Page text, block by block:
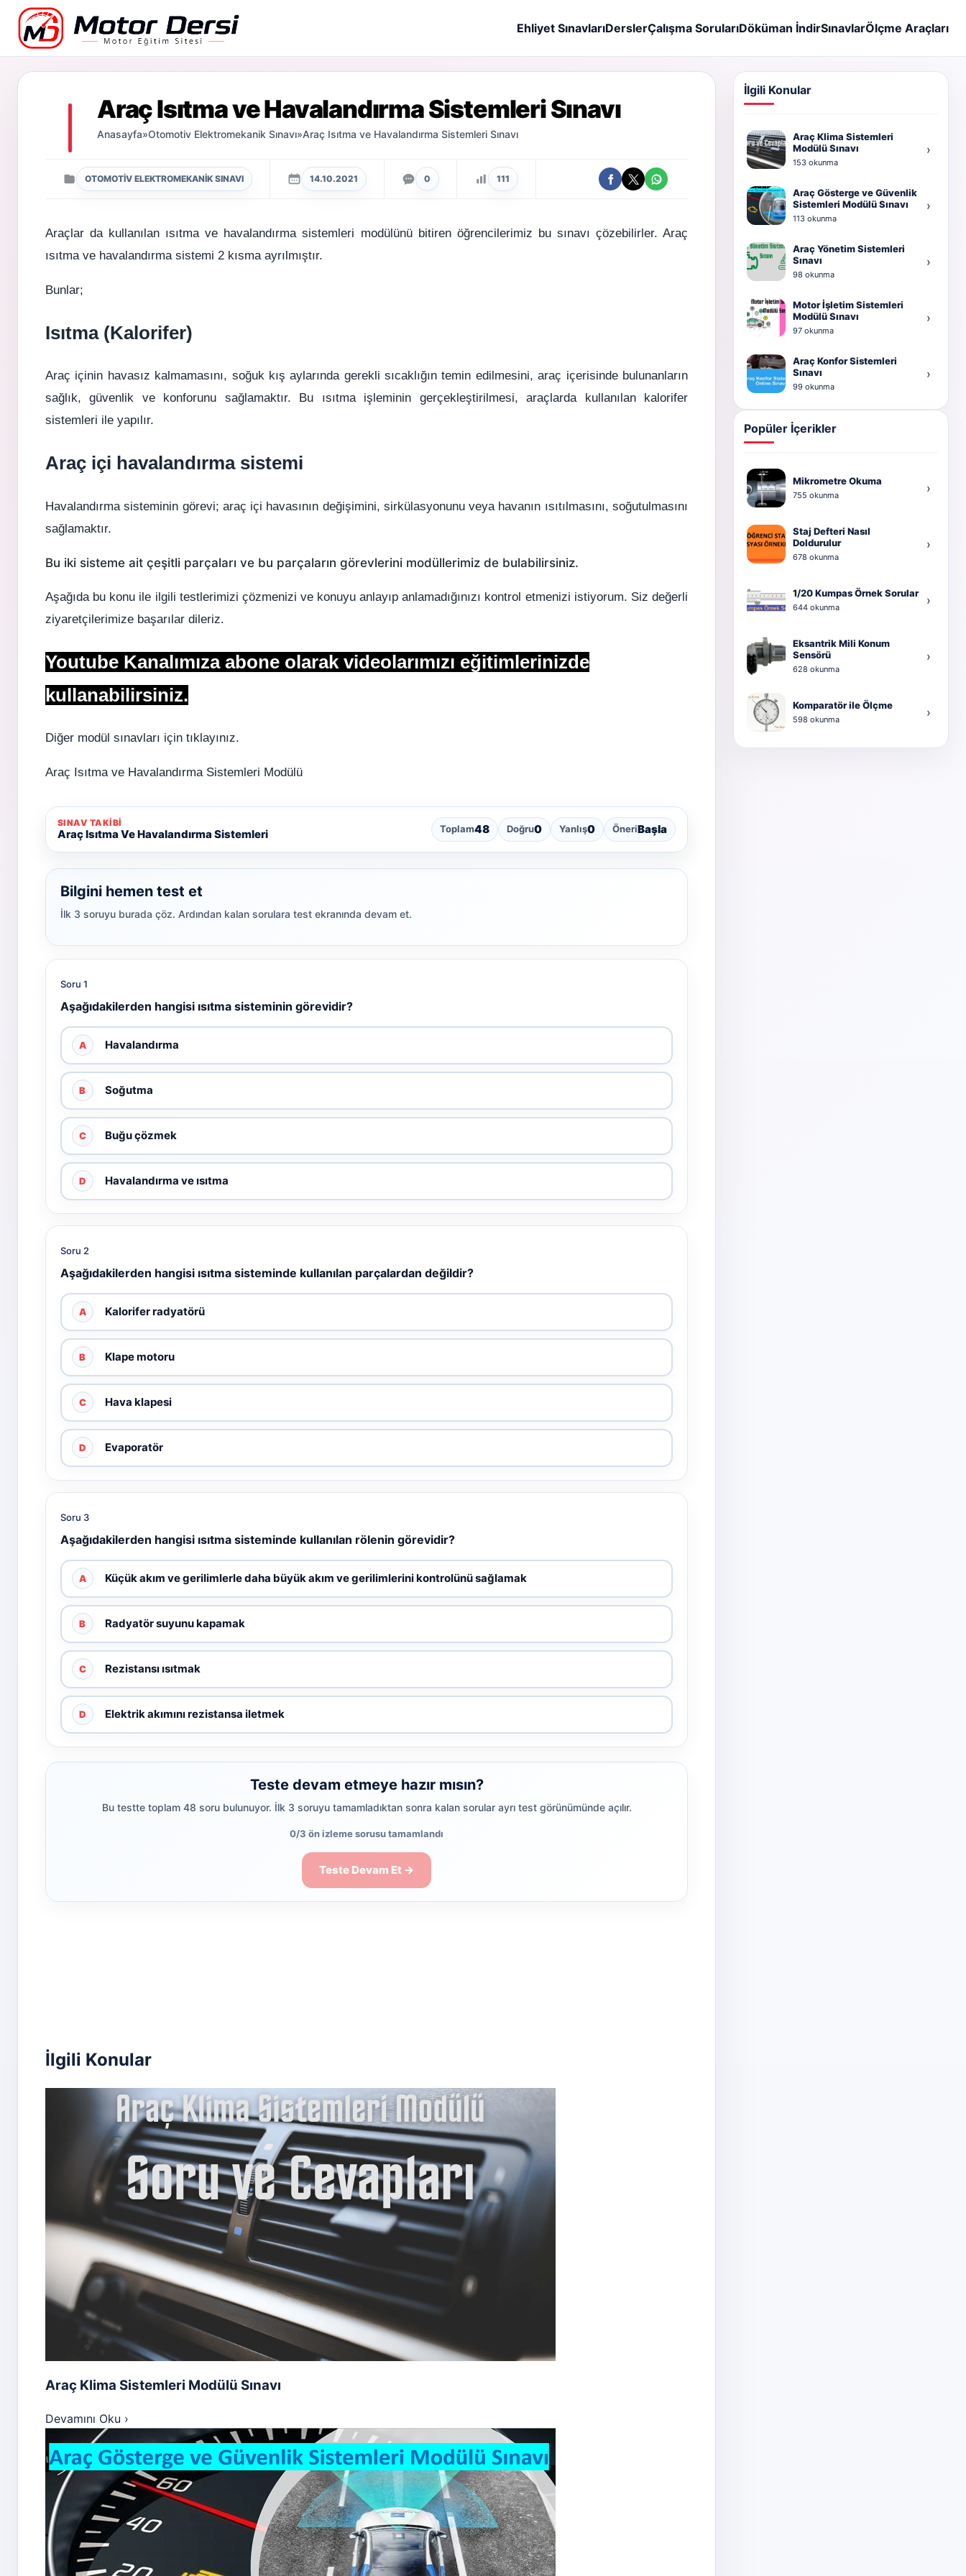
Motor Dersi
Ehliyet SınavlarıDerslerÇalışma SorularıDöküman İndirSınavlarÖlçme Araçları
Araç Isıtma ve Havalandırma Sistemleri Sınavı
Anasayfa»Otomotiv Elektromekanik Sınavı»Araç Isıtma ve Havalandırma Sistemleri Sınavı
OTOMOTIV ELEKTROMEKANIK SINAVI 14.10.2021 0 111
Araçlar da kullanılan ısıtma ve havalandırma sistemleri modülünü bitiren öğrencilerimiz bu sınavı çözebilirler. Araç
ısıtma ve havalandırma sistemi 2 kısma ayrılmıştır.
Bunlar;
Isıtma (Kalorifer)
Araç içinin havasız kalmamasını, soğuk kış aylarında gerekli sıcaklığın temin edilmesini, araç içerisinde bulunanların
sağlık, güvenlik ve konforunu sağlamaktır. Bu ısıtma işleminin gerçekleştirilmesi, araçlarda kullanılan kalorifer
sistemleri ile yapılır.
Araç içi havalandırma sistemi
Havalandırma sisteminin görevi; araç içi havasının değişimini, sirkülasyonunu veya havanın ısıtılmasını, soğutulmasını
sağlamaktır.
Bu iki sisteme ait çeşitli parçaları ve bu parçaların görevlerini modüllerimiz de bulabilirsiniz.
Aşağıda bu konu ile ilgili testlerimizi çözmenizi ve konuyu anlayıp anlamadığınızı kontrol etmenizi istiyorum. Siz değerli
ziyaretçilerimize başarılar dileriz.
Youtube Kanalımıza abone olarak videolarımızı eğitimlerinizde
kullanabilirsiniz.
Diğer modül sınavları için tıklayınız.
Araç Isıtma ve Havalandırma Sistemleri Modülü
SINAV TAKIBI
Araç Isıtma Ve Havalandırma Sistemleri Toplam48 Doğru0 Yanlış0 ÖneriBaşla
Bilgini hemen test et
İlk 3 soruyu burada çöz. Ardından kalan sorulara test ekranında devam et.
Soru 1
Aşağıdakilerden hangisi ısıtma sisteminin görevidir?
A Havalandırma
B Soğutma
C Buğu çözmek
D Havalandırma ve ısıtma
Soru 2
Aşağıdakilerden hangisi ısıtma sisteminde kullanılan parçalardan değildir?
A Kalorifer radyatörü
B Klape motoru
C Hava klapesi
D Evaporatör
Soru 3
Aşağıdakilerden hangisi ısıtma sisteminde kullanılan rölenin görevidir?
A Küçük akım ve gerilimlerle daha büyük akım ve gerilimlerini kontrolünü sağlamak
B Radyatör suyunu kapamak
C Rezistansı ısıtmak
D Elektrik akımını rezistansa iletmek
Teste devam etmeye hazır mısın?
Bu testte toplam 48 soru bulunuyor. İlk 3 soruyu tamamladıktan sonra kalan sorular ayrı test görünümünde açılır.
0/3 ön izleme sorusu tamamlandı
Teste Devam Et →
İlgili Konular
Araç Klima Sistemleri Modülü Sınavı
Devamını Oku ›
İlgili Konular
Araç Klima Sistemleri
Modülü Sınavı
153 okunma
›
Araç Gösterge ve Güvenlik
Sistemleri Modülü Sınavı
113 okunma
›
Araç Yönetim Sistemleri
Sınavı
98 okunma
›
Motor İşletim Sistemleri
Modülü Sınavı
97 okunma
›
Araç Konfor Sistemleri
Sınavı
99 okunma
›
Popüler İçerikler
Mikrometre Okuma
755 okunma ›
Staj Defteri Nasıl
Doldurulur
678 okunma
›
1/20 Kumpas Örnek Sorular
644 okunma ›
Eksantrik Mili Konum
Sensörü
628 okunma
›
Komparatör ile Ölçme
598 okunma ›